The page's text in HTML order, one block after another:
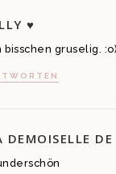
♥
bisschen gruselig.
DEMOISELLE